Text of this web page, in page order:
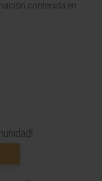
contenida en